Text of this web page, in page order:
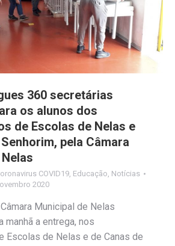
360 secretárias
os alunos dos
de Escolas de Nelas e
pela Câmara
COVID19, Educação, Notícias
2020
Municipal de Nelas
manhã a entrega, nos
Escolas de Nelas e de Canas de